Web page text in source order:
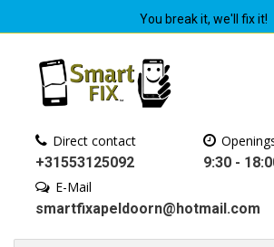
You break it, we'll fix it!
Direct contact
+31553125092
9:30 -
E-Mail
smartfixapeldoorn@hotmail.com